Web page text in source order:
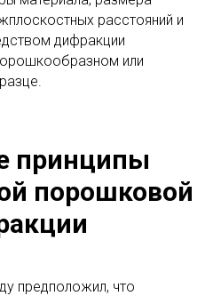
расстояний и
дифракции
или
принципы
порошковой
предположил, что